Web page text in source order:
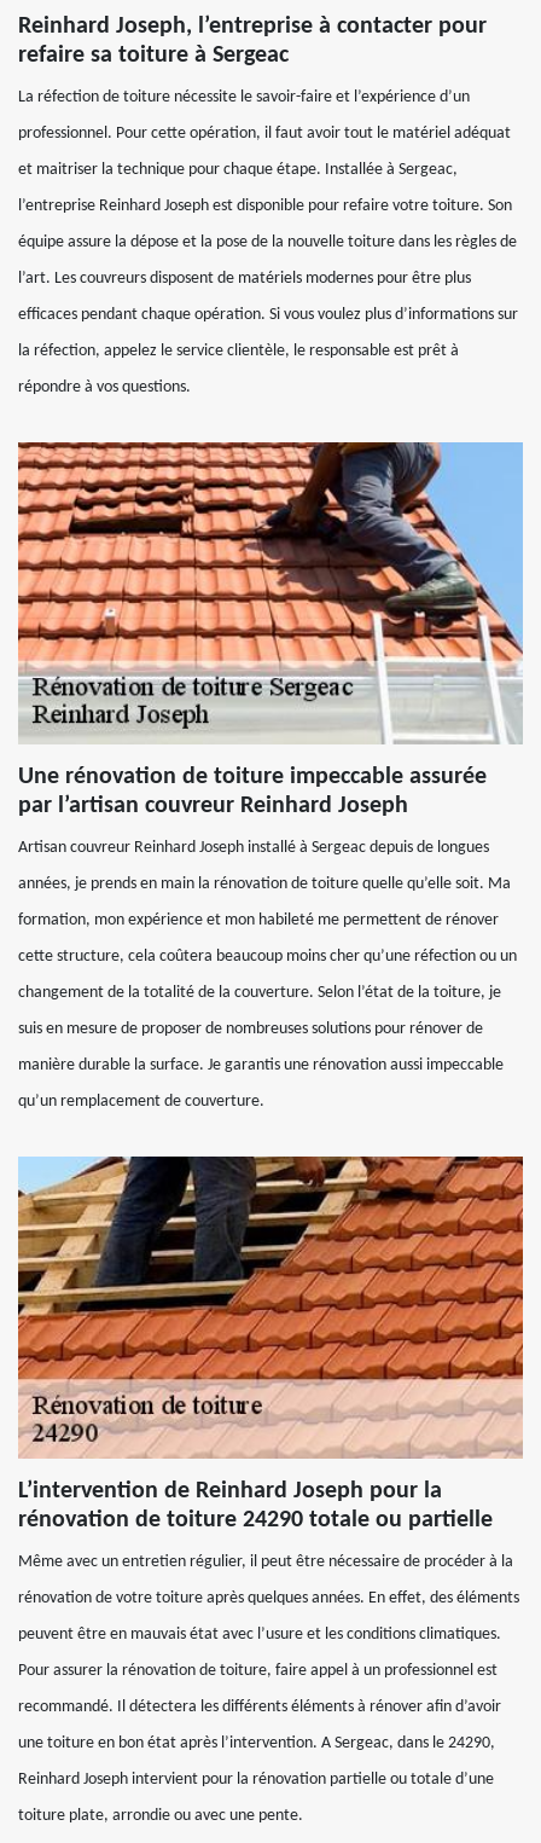
Reinhard Joseph, l’entreprise à contacter pour
refaire sa toiture à Sergeac
La réfection de toiture nécessite le savoir-faire et l’expérience d’un
professionnel. Pour cette opération, il faut avoir tout le matériel adéquat
et maitriser la technique pour chaque étape. Installée à Sergeac,
l’entreprise Reinhard Joseph est disponible pour refaire votre toiture. Son
équipe assure la dépose et la pose de la nouvelle toiture dans les règles de
l’art. Les couvreurs disposent de matériels modernes pour être plus
efficaces pendant chaque opération. Si vous voulez plus d’informations sur
la réfection, appelez le service clientèle, le responsable est prêt à
répondre à vos questions.
Une rénovation de toiture impeccable assurée
par l’artisan couvreur Reinhard Joseph
Artisan couvreur Reinhard Joseph installé à Sergeac depuis de longues
années, je prends en main la rénovation de toiture quelle qu’elle soit. Ma
formation, mon expérience et mon habileté me permettent de rénover
cette structure, cela coûtera beaucoup moins cher qu’une réfection ou un
changement de la totalité de la couverture. Selon l’état de la toiture, je
suis en mesure de proposer de nombreuses solutions pour rénover de
manière durable la surface. Je garantis une rénovation aussi impeccable
qu’un remplacement de couverture.
L’intervention de Reinhard Joseph pour la
rénovation de toiture 24290 totale ou partielle
Même avec un entretien régulier, il peut être nécessaire de procéder à la
rénovation de votre toiture après quelques années. En effet, des éléments
peuvent être en mauvais état avec l’usure et les conditions climatiques.
Pour assurer la rénovation de toiture, faire appel à un professionnel est
recommandé. Il détectera les différents éléments à rénover afin d’avoir
une toiture en bon état après l’intervention. A Sergeac, dans le 24290,
Reinhard Joseph intervient pour la rénovation partielle ou totale d’une
toiture plate, arrondie ou avec une pente.